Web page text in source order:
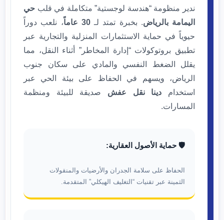
ندير منظومة “هندسة لوجستية” متكاملة في قلب حي
اليمامة بالرياض. بخبرة تمتد لـ30 عاماً
، نلعب دوراً
حيوياً في حماية الاستثمارات المنزلية والتجارية عبر
تطبيق بروتوكولات “إدارة المخاطر” أثناء النقل، مما
يقلل الضغط النفسي والمادي على سكان جنوب
الرياض، ويسهم في الحفاظ على بيئة الحي عبر
استخدام دينا نقل عفش صديقة للبيئة ومنظمة
المسارات.
🛡️ حماية الأصول العقارية:
الحفاظ على سلامة الجدران والأرضيات والمنقولات
الثمينة عبر تقنيات “التغليف الهيكلي” المتقدمة.